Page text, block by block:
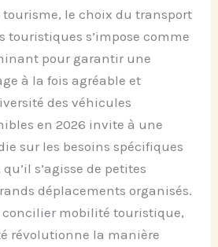
tourisme, le choix du transport
touristiques s’impose comme
pour garantir une
à la fois agréable et
des véhicules
en 2026 invite à une
sur les besoins spécifiques
s’agisse de petites
déplacements organisés.
concilier mobilité touristique,
révolutionne la manière